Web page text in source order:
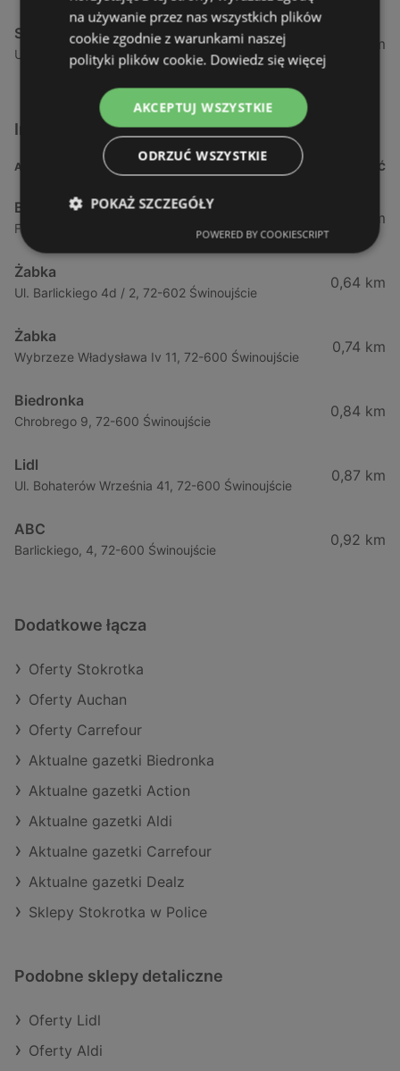
Stokrotka
Ul. Tatrzańska 3, 71-474 Szczecin
52,51 km
Inne sklepy Supermarkety w pobliżu
ADRES ODLEGŁOŚĆ
Biedronka
Fińska 4, 72-602 Świnoujście
0,23 km
Żabka
Ul. Barlickiego 4d / 2, 72-602 Świnoujście
0,64 km
Żabka
Wybrzeze Władysława Iv 11, 72-600 Świnoujście
0,74 km
Biedronka
Chrobrego 9, 72-600 Świnoujście
0,84 km
Lidl
Ul. Bohaterów Września 41, 72-600 Świnoujście
0,87 km
ABC
Barlickiego, 4, 72-600 Świnoujście
0,92 km
Dodatkowe łącza
Oferty Stokrotka
Oferty Auchan
Oferty Carrefour
Aktualne gazetki Biedronka
Aktualne gazetki Action
Aktualne gazetki Aldi
Aktualne gazetki Carrefour
Aktualne gazetki Dealz
Sklepy Stokrotka w Police
Podobne sklepy detaliczne
Oferty Lidl
Oferty Aldi
na używanie przez nas wszystkich plików
cookie zgodnie z warunkami naszej
polityki plików cookie. Dowiedz się więcej
AKCEPTUJ WSZYSTKIE
ODRZUĆ WSZYSTKIE
POKAŻ SZCZEGÓŁY
POWERED BY COOKIESCRIPT